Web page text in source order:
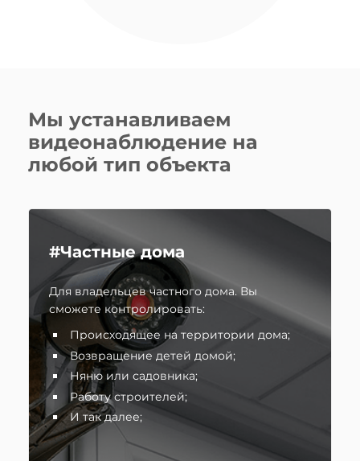
Мы устанавливаем
видеонаблюдение на
любой тип объекта
#Частные дома
Для владельцев частного дома. Вы
сможете контролировать:
Происходящее на территории дома;
Возвращение детей домой;
Няню или садовника;
Работу строителей;
И так далее;